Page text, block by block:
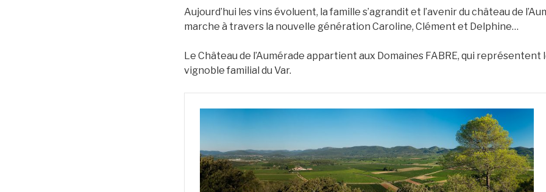
Aujourd’hui les vins évoluent, la famille s’agrandit et l’avenir du château de
marche à travers la nouvelle génération Caroline, Clément et Delphine…
Le Château de l’Aumérade appartient aux Domaines FABRE, qui représentent
vignoble familial du Var.